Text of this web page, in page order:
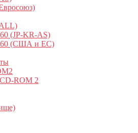
(JP-KR-AS)
(США и ЕС)
ROM 2